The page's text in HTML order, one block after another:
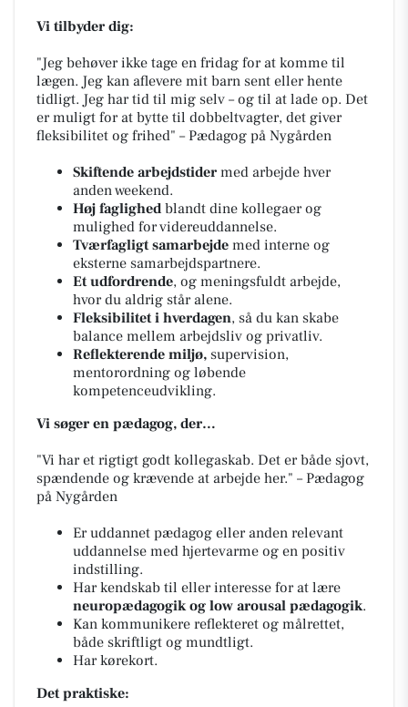
Vi tilbyder dig:
"Jeg behøver ikke tage en fridag for at komme til
lægen. Jeg kan aflevere mit barn sent eller hente
tidligt. Jeg har tid til mig selv – og til at lade op. Det
er muligt for at bytte til dobbeltvagter, det giver
fleksibilitet og frihed" – Pædagog på Nygården
Skiftende arbejdstider med arbejde hver
anden weekend.
Høj faglighed blandt dine kollegaer og
mulighed for videreuddannelse.
Tværfagligt samarbejde med interne og
eksterne samarbejdspartnere.
Et udfordrende, og meningsfuldt arbejde,
hvor du aldrig står alene.
Fleksibilitet i hverdagen, så du kan skabe
balance mellem arbejdsliv og privatliv.
Reflekterende miljø, supervision,
mentorordning og løbende
kompetenceudvikling.
Vi søger en pædagog, der…
"Vi har et rigtigt godt kollegaskab. Det er både sjovt,
spændende og krævende at arbejde her." – Pædagog
på Nygården
Er uddannet pædagog eller anden relevant
uddannelse med hjertevarme og en positiv
indstilling.
Har kendskab til eller interesse for at lære
neuropædagogik og low arousal pædagogik.
Kan kommunikere reflekteret og målrettet,
både skriftligt og mundtligt.
Har kørekort.
Det praktiske: